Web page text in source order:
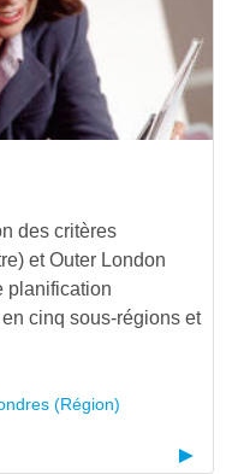
des critères
et Outer London
planification
cinq sous-régions et
(Région)